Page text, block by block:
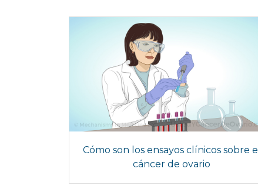
Cómo son los ensayos clínicos sobre el
cáncer de ovario